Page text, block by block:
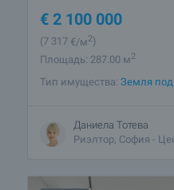
€ 2 100 000
(7 317 €/м2)
Площадь: 287.00 м2
Тип имущества: Земля под
Даниела Тотева
Риэлтор, София -